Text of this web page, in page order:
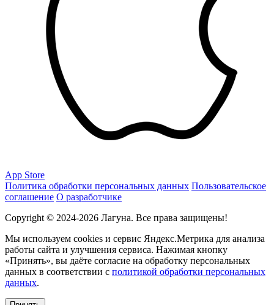
App Store
Политика обработки персональных данных Пользовательское
соглашение О разработчике
Copyright © 2024-2026 Лагуна. Все права защищены!
Мы используем cookies и сервис Яндекс.Метрика для анализа
работы сайта и улучшения сервиса. Нажимая кнопку
«Принять», вы даёте согласие на обработку персональных
данных в соответствии с политикой обработки персональных
данных.